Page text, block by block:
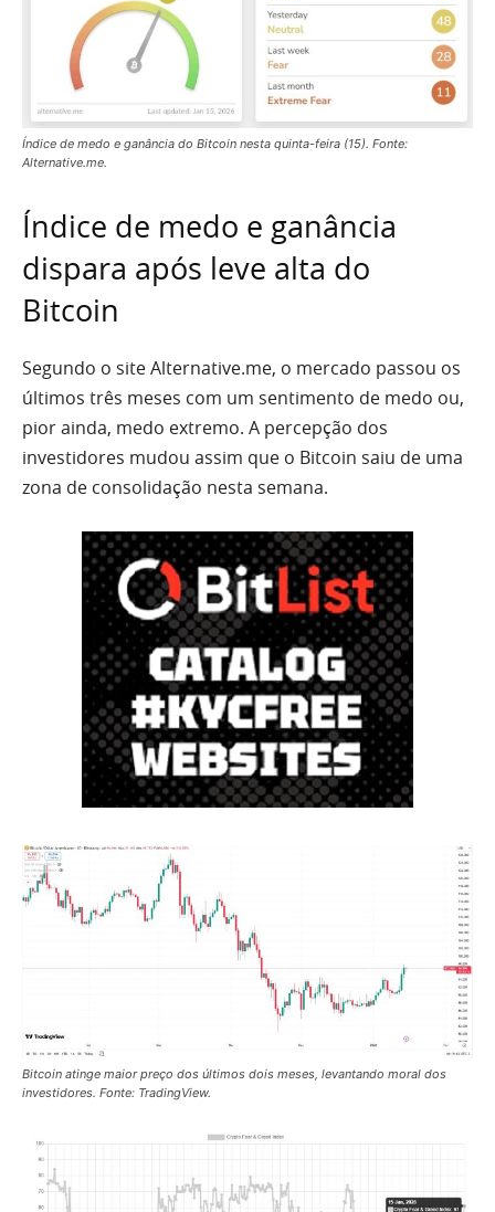
Índice de medo e ganância do Bitcoin nesta quinta-feira (15). Fonte:
Alternative.me.
Índice de medo e ganância
dispara após leve alta do
Bitcoin
Segundo o site Alternative.me, o mercado passou os
últimos três meses com um sentimento de medo ou,
pior ainda, medo extremo. A percepção dos
investidores mudou assim que o Bitcoin saiu de uma
zona de consolidação nesta semana.
Bitcoin atinge maior preço dos últimos dois meses, levantando moral dos
investidores. Fonte: TradingView.